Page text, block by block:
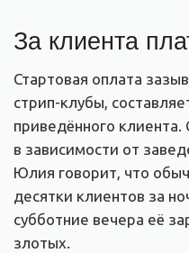
За клиента
Стартовая оплата
стрип-клубы,
приведённого
в зависимости от
Юлия говорит, что
десятки клиентов за
субботние вечера её
злотых.